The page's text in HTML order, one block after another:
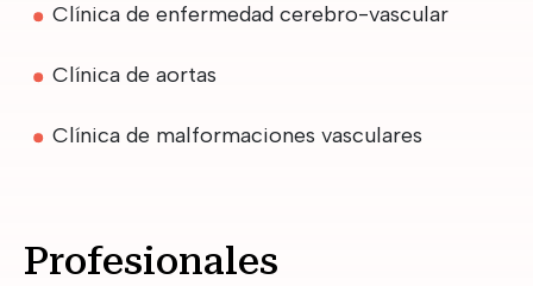
Clínica de enfermedad cerebro-vascular
Clínica de aortas
Clínica de malformaciones vasculares
Profesionales